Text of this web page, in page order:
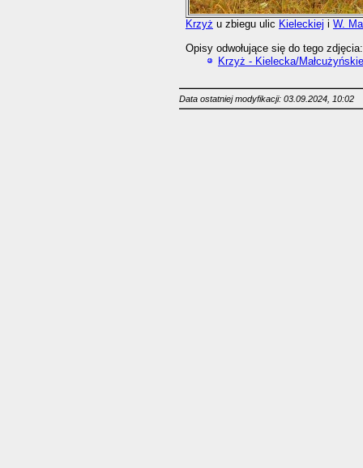
Krzyż u zbiegu ulic Kieleckiej i W.
Opisy odwołujące się do tego zdjęcia:
Krzyż - Kielecka/
Data ostatniej modyfikacji: 03.09.2024, 10:02